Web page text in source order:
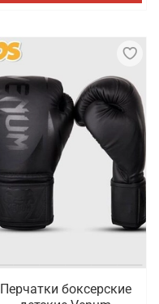
Перчатки боксерские